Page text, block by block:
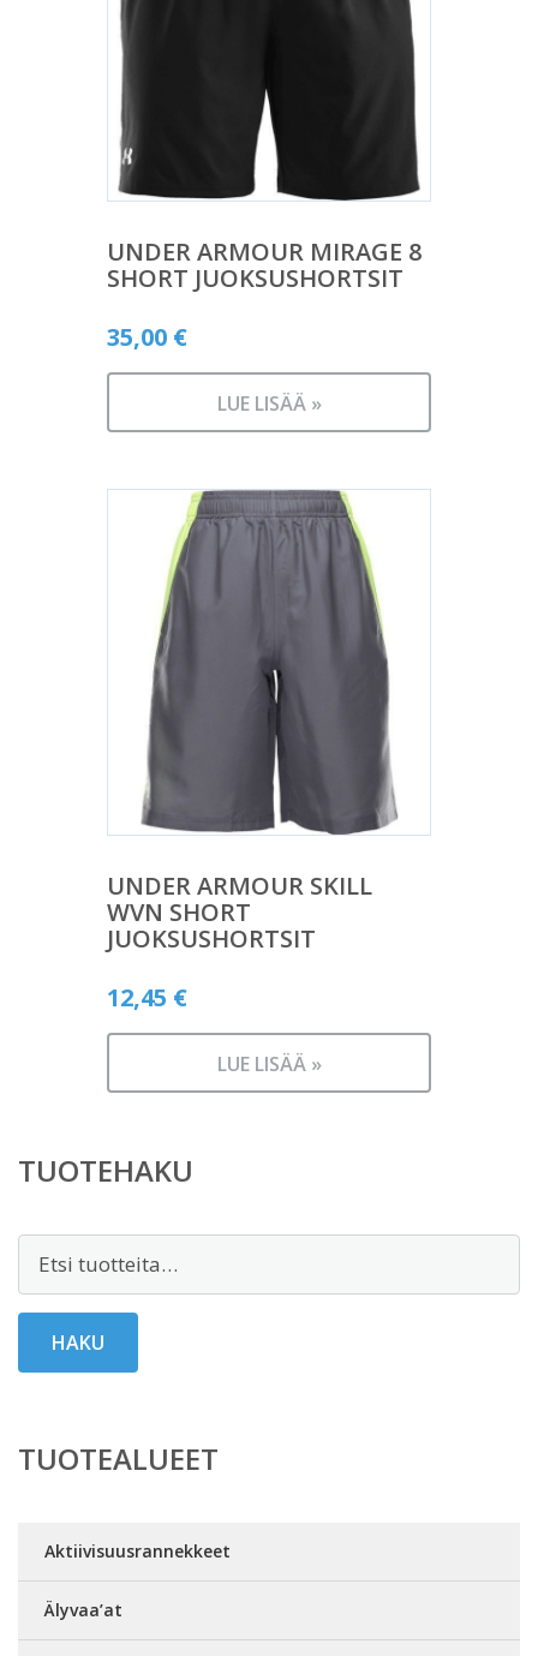
UNDER ARMOUR MIRAGE 8
SHORT JUOKSUSHORTSIT
35,00 €
LUE LISÄÄ »
UNDER ARMOUR SKILL
WVN SHORT
JUOKSUSHORTSIT
12,45 €
LUE LISÄÄ »
TUOTEHAKU
Etsi:
HAKU
TUOTEALUEET
Aktiivisuusrannekkeet
Älyvaa’at